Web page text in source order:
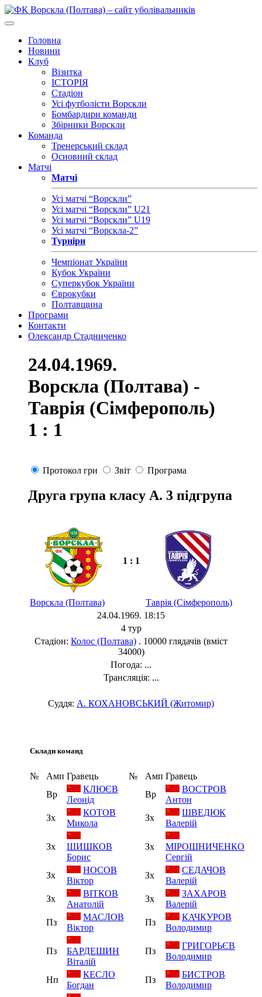
Головна
Новини
Клуб
Візитка
ІСТОРІЯ
Стадіон
Усі футболісти Ворскли
Бомбардири команди
Збірники Ворскли
Команда
Тренерський склад
Основний склад
Матчі
Матчі
Усі матчі “Ворскли”
Усі матчі “Ворскли” U21
Усі матчі “Ворскли” U19
Усі матчі “Ворскла-2”
Турніри
Чемпіонат України
Кубок України
Суперкубок України
Єврокубки
Полтавщина
Програми
Контакти
Олександр Стадниченко
24.04.1969.
Ворскла (Полтава) -
Таврія (Сімферополь)
1 : 1
Протокол гри Звіт Програма
Друга група класу А. 3 підгрупа
1 : 1
Ворскла (Полтава)
Таврія (Сімферополь)
24.04.1969. 18:15
4 тур
Стадіон: Колос (Полтава) . 10000 глядачів (вміст
34000)
Погода: ...
Трансляція: ...
Суддя: А. КОХАНОВСЬКИЙ (Житомир)
Склади команд
№ Амп Гравець № Амп Гравець
Вр
КЛЮЄВ
Леонід
Вр
ВОСТРОВ
Антон
Зх
КОТОВ
Микола
Зх
ШВЕДЮК
Валерій
Зх
ШИШКОВ
Борис
Зх
МІРОШНИЧЕНКО
Сергій
Зх
НОСОВ
Віктор
Зх
СЕДАЧОВ
Валерій
Зх
ВІТКОВ
Анатолій
Зх
ЗАХАРОВ
Валерій
Пз
МАСЛОВ
Віктор
Пз
КАЧКУРОВ
Володимир
Пз
БАРДЕШИН
Віталій
Пз
ГРИГОРЬЄВ
Володимир
Нп
КЕСЛО
Богдан
Пз
БИСТРОВ
Володимир